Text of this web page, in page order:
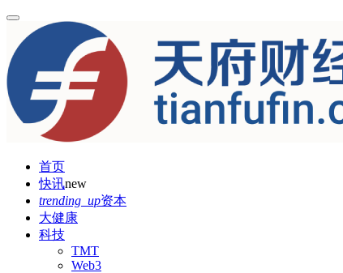
首页
快讯new
trending_up资本
大健康
科技
TMT
Web3